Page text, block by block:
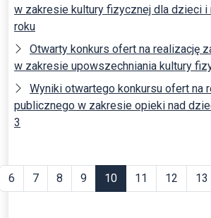
w zakresie kultury fizycznej dla dzieci i
roku
Otwarty konkurs ofert na realizację
w zakresie upowszechniania kultury
Wyniki otwartego konkursu ofert na
publicznego w zakresie opieki nad
3
6 7 8 9 10 11 12 13